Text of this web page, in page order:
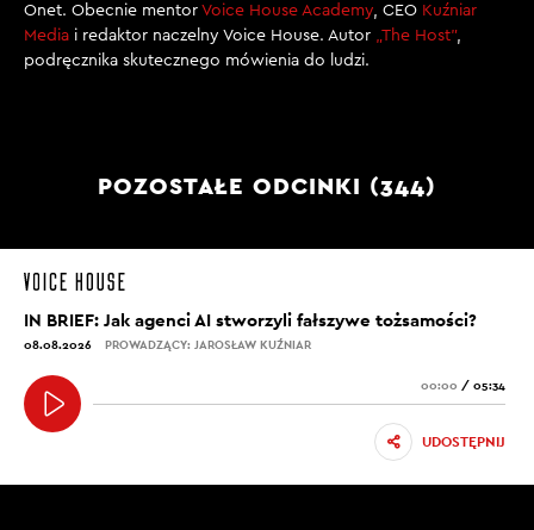
Onet. Obecnie mentor Voice House Academy, CEO Kuźniar
Media i redaktor naczelny Voice House. Autor „The Host”,
podręcznika skutecznego mówienia do ludzi.
POZOSTAŁE ODCINKI (344)
IN BRIEF: Jak agenci AI stworzyli fałszywe tożsamości?
08.08.2026 PROWADZĄCY: JAROSŁAW KUŹNIAR
00:00 / 05:34
UDOSTĘPNIJ